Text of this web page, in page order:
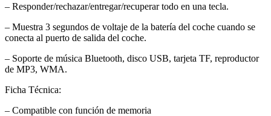
– Responder/rechazar/entregar/recuperar todo en una tecla.
– Muestra 3 segundos de voltaje de la batería del coche cuando se
conecta al puerto de salida del coche.
– Soporte de música Bluetooth, disco USB, tarjeta TF, reproductor
de MP3, WMA.
Ficha Técnica:
– Compatible con función de memoria